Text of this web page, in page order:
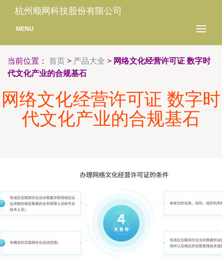
杭州顺网科技股份有限公司
MENU
当前位置： 首页 > 产品大全 > 网络文化经营许可证 数字时
代文化产业的合规基石
网络文化经营许可证 数字时
代文化产业的合规基石